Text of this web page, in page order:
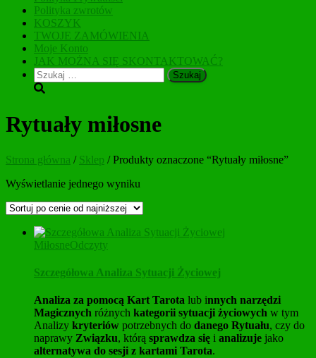
Polityka zwrotów
KOSZYK
TWOJE ZAMÓWIENIA
Moje Konto
JAK MOŻNA SIĘ SKONTAKTOWAĆ?
Szukaj:
Rytuały miłosne
Strona główna / Sklep / Produkty oznaczone “Rytuały miłosne”
Wyświetlanie jednego wyniku
MiłosneOdczyty
Szczegółowa Analiza Sytuacji Życiowej
Analiza za pomocą Kart Tarota lub innych narzędzi
Magicznych różnych kategorii sytuacji życiowych w tym
Analizy kryteriów potrzebnych do danego Rytuału, czy do
naprawy Związku, którą sprawdza się i analizuje jako
alternatywa do sesji z kartami Tarota.